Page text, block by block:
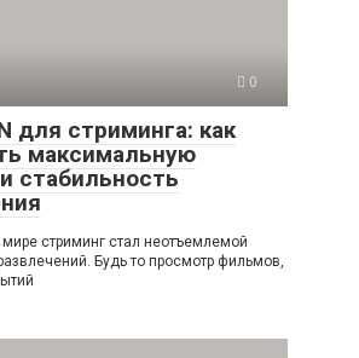
0
для стриминга: как
максимальную
стабильность
стриминг стал неотъемлемой
Будь то просмотр фильмов,